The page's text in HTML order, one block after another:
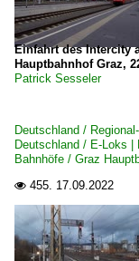
2009-07-11
Treffen 2010
2010-05-
Deutschland
~ Sonstige
2007
2008
2009
2010
2013
2014
Einfahrt des Intercity
Hauptbahnhof Graz,
Patrick Sesseler
Deutschland /
Deutschland / E-Loks
Bahnhöfe / Graz
 455. 17.09.2022